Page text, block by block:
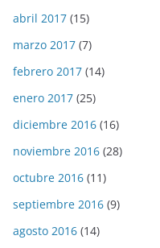
abril 2017 (15)
marzo 2017 (7)
febrero 2017 (14)
enero 2017 (25)
diciembre 2016 (16)
noviembre 2016 (28)
octubre 2016 (11)
septiembre 2016 (9)
agosto 2016 (14)